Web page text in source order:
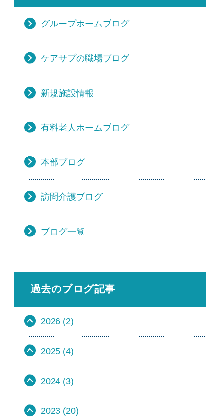
グループホームブログ
ケアサプの職場ブログ
新規施設情報
有料老人ホームブログ
本部ブログ
訪問介護ブログ
ブログ一覧
過去のブログ記事
2026 (2)
2025 (4)
2024 (3)
2023 (20)